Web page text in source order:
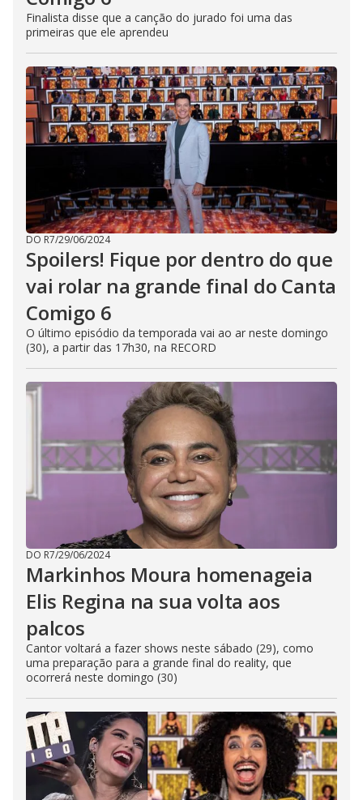
Finalista disse que a canção do jurado foi uma das
primeiras que ele aprendeu
DO R7/29/06/2024
Spoilers! Fique por dentro do que
vai rolar na grande final do Canta
Comigo 6
O último episódio da temporada vai ao ar neste domingo
(30), a partir das 17h30, na RECORD
DO R7/29/06/2024
Markinhos Moura homenageia
Elis Regina na sua volta aos
palcos
Cantor voltará a fazer shows neste sábado (29), como
uma preparação para a grande final do reality, que
ocorrerá neste domingo (30)